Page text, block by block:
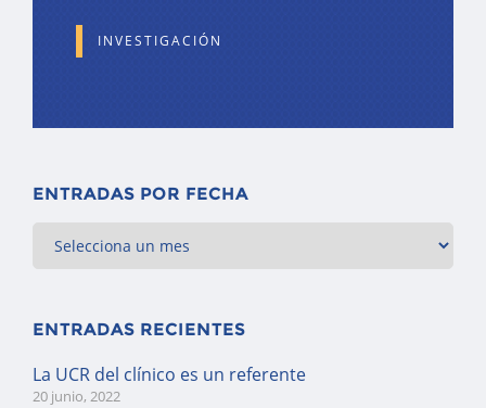
INVESTIGACIÓN
ENTRADAS POR FECHA
ENTRADAS RECIENTES
La UCR del clínico es un referente
20 junio, 2022